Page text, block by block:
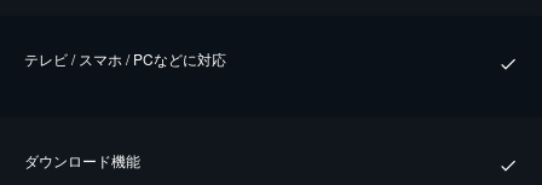
テレビ / スマホ / PCなどに対応
ダウンロード機能